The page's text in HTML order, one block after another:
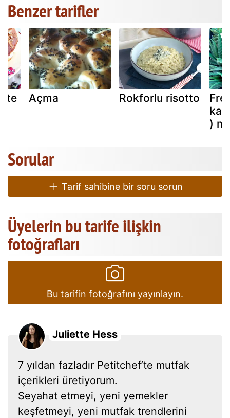
Benzer tarifler
Açma Rokforlu risotto
)
Sorular
Tarif sahibine bir soru sorun
Üyelerin bu tarife ilişkin
fotoğrafları
Bu tarifin fotoğrafını yayınlayın.
Juliette Hess
7 yıldan fazladır Petitchef’te mutfak
içerikleri üretiyorum.
Seyahat etmeyi, yeni yemekler
keşfetmeyi, yeni mutfak trendlerini